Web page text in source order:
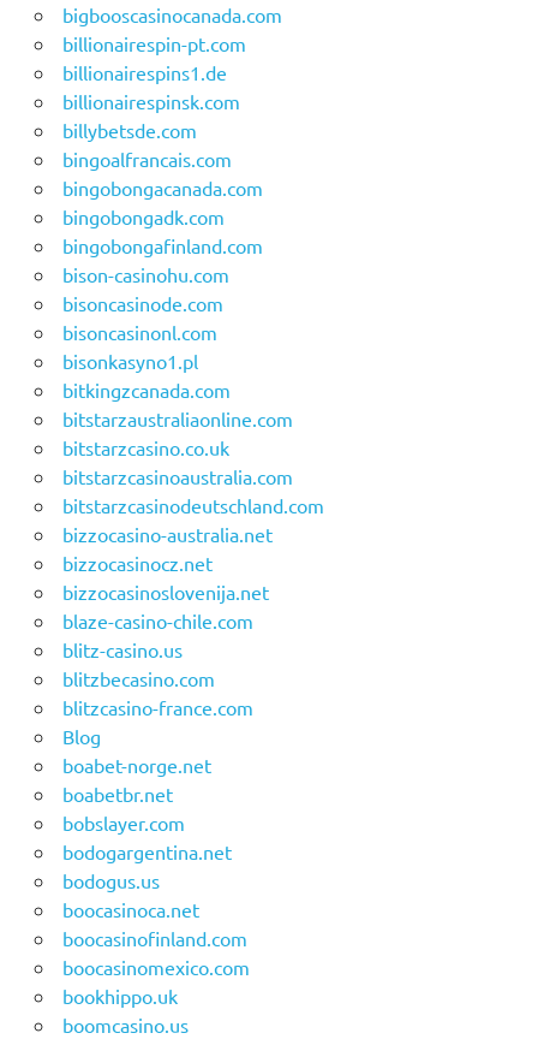
bigbooscasinocanada.com
billionairespin-pt.com
billionairespins1.de
billionairespinsk.com
billybetsde.com
bingoalfrancais.com
bingobongacanada.com
bingobongadk.com
bingobongafinland.com
bison-casinohu.com
bisoncasinode.com
bisoncasinonl.com
bisonkasyno1.pl
bitkingzcanada.com
bitstarzaustraliaonline.com
bitstarzcasino.co.uk
bitstarzcasinoaustralia.com
bitstarzcasinodeutschland.com
bizzocasino-australia.net
bizzocasinocz.net
bizzocasinoslovenija.net
blaze-casino-chile.com
blitz-casino.us
blitzbecasino.com
blitzcasino-france.com
Blog
boabet-norge.net
boabetbr.net
bobslayer.com
bodogargentina.net
bodogus.us
boocasinoca.net
boocasinofinland.com
boocasinomexico.com
bookhippo.uk
boomcasino.us